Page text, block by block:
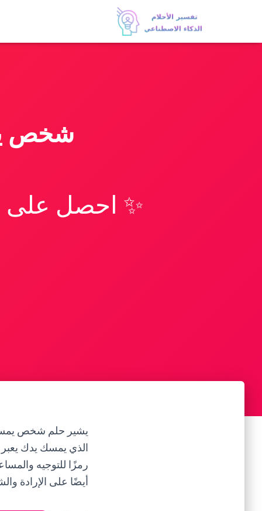
شخص
✨ احصل على
يشير حلم شخص يمسك
الذي يمسك يدك
رمزًا للتوجيه
أيضًا على الإرادة